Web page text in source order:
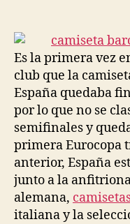
entrada
Es la primera vez
club que la
España quedaba
por lo que no se
semifinales y
primera Eurocopa
anterior, España
junto a la
alemana,
italiana y la